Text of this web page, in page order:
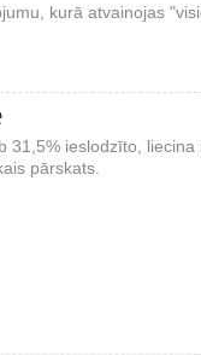
kurā atvainojas
31,5% ieslodzīto, liecina
pārskats.